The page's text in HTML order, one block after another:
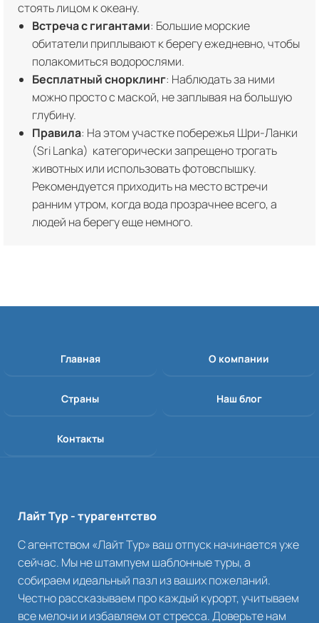
стоять лицом к океану.
Встреча с гигантами: Большие морские
обитатели приплывают к берегу ежедневно, чтобы
полакомиться водорослями.
Бесплатный снорклинг: Наблюдать за ними
можно просто с маской, не заплывая на большую
глубину.
Правила: На этом участке побережья Шри-Ланки
(Sri Lanka) категорически запрещено трогать
животных или использовать фотовспышку.
Рекомендуется приходить на место встречи
ранним утром, когда вода прозрачнее всего, а
людей на берегу еще немного.
Главная О компании
Страны Наш блог
Контакты
Лайт Тур - турагентство
С агентством «Лайт Тур» ваш отпуск начинается уже
сейчас. Мы не штампуем шаблонные туры, а
собираем идеальный пазл из ваших пожеланий.
Честно рассказываем про каждый курорт, учитываем
все мелочи и избавляем от стресса. Доверьте нам